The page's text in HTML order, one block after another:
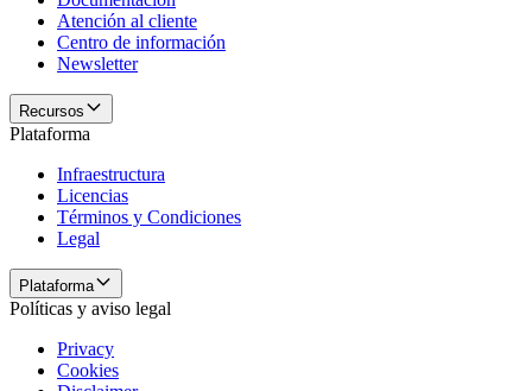
Atención al cliente
Centro de información
Newsletter
Recursos
Plataforma
Infraestructura
Licencias
Términos y Condiciones
Legal
Plataforma
Políticas y aviso legal
Privacy
Cookies